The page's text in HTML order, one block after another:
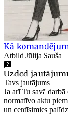
Kā
Atbild Jūlija Sauša
Uzdod
Tavs jautājums
Ja arī Tu savā
normatīvo aktu
un centīsimies